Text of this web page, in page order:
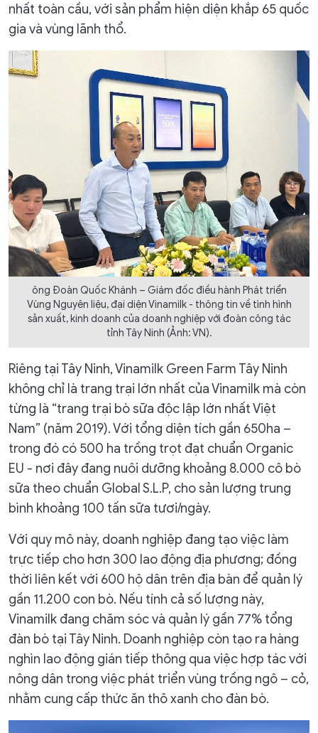
nhất toàn cầu, với sản phẩm hiện diện khắp 65 quốc
gia và vùng lãnh thổ.
ông Đoàn Quốc Khánh – Giám đốc điều hành Phát triển
Vùng Nguyên liệu, đại diện Vinamilk - thông tin về tình hình
sản xuất, kinh doanh của doanh nghiệp với đoàn công tác
tỉnh Tây Ninh (Ảnh: VN).
Riêng tại Tây Ninh, Vinamilk Green Farm Tây Ninh
không chỉ là trang trại lớn nhất của Vinamilk mà còn
từng là “trang trại bò sữa độc lập lớn nhất Việt
Nam” (năm 2019). Với tổng diện tích gần 650ha –
trong đó có 500 ha trồng trọt đạt chuẩn Organic
EU - nơi đây đang nuôi dưỡng khoảng 8.000 cô bò
sữa theo chuẩn Global S.L.P, cho sản lượng trung
bình khoảng 100 tấn sữa tươi/ngày.
Với quy mô này, doanh nghiệp đang tạo việc làm
trực tiếp cho hơn 300 lao động địa phương; đồng
thời liên kết với 600 hộ dân trên địa bàn để quản lý
gần 11.200 con bò. Nếu tính cả số lượng này,
Vinamilk đang chăm sóc và quản lý gần 77% tổng
đàn bò tại Tây Ninh. Doanh nghiệp còn tạo ra hàng
nghìn lao động gián tiếp thông qua việc hợp tác với
nông dân trong việc phát triển vùng trồng ngô – cỏ,
nhằm cung cấp thức ăn thô xanh cho đàn bò.